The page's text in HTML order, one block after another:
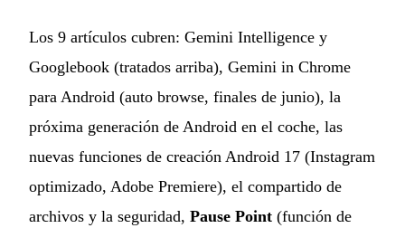
Los 9 artículos cubren: Gemini Intelligence y
Googlebook (tratados arriba), Gemini in Chrome
para Android (auto browse, finales de junio), la
próxima generación de Android en el coche, las
nuevas funciones de creación Android 17 (Instagram
optimizado, Adobe Premiere), el compartido de
archivos y la seguridad, Pause Point (función de